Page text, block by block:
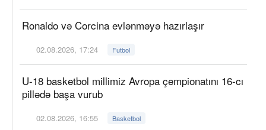
Ronaldo və Corcina evlənməyə hazırlaşır
02.08.2026, 17:24 Futbol
U-18 basketbol millimiz Avropa çempionatını 16-cı
pillədə başa vurub
02.08.2026, 16:55 Basketbol